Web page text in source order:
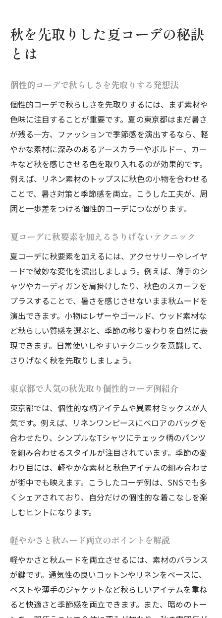
秋を先取りした夏コーデの秘訣
とは
個性的コーデで秋らしさを先取りする発想法
個性的コーデで秋らしさを先取りするには、まず素材や
色味に注目することが重要です。夏の東京都はまだ暑さ
が残る一方、ファッションで季節感を演出するなら、軽
やかな素材に深みのあるアースカラーやボルドー、カー
キなど秋を感じさせる色を取り入れるのが効果的です。
例えば、リネン素材のトップスに秋色の小物を合わせる
ことで、暑さ対策と季節感を両立。こうした工夫が、周
囲と一歩差をつける個性的コーデにつながります。
夏コーデに秋要素を加えるさりげないテクニック
夏コーデに秋要素を加えるには、アクセサリーやレイヤ
ードで微妙な変化を演出しましょう。例えば、薄手のシ
ャツやカーディガンを肩掛けしたり、秋色のスカーフを
プラスすることで、暑さを感じさせないまま秋ムードを
演出できます。小物はレザーやゴールド、ウッド素材な
ど秋らしい質感を選ぶと、季節の移り変わりを自然に表
現できます。日常使いしやすいテクニックを意識して、
さりげなく秋を先取りしましょう。
東京都で人気の秋先取り個性的コーデ例紹介
東京都では、個性的な柄アイテムや異素材ミックスが人
気です。例えば、リネンワンピースにベロアのバッグを
合わせたり、シンプルなTシャツにチェック柄のパンツ
を組み合わせるスタイルが注目されています。季節の変
わり目には、軽やかな素材と秋色アイテムの組み合わせ
が街中でも映えます。こうしたコーデ例は、SNSでも多
くシェアされており、自分だけの個性的な着こなしを楽
しむヒントになります。
軽やかさと秋ムード両立のポイントを解説
軽やかさと秋ムードを両立させるには、素材のバランス
が鍵です。通気性の良いコットンやリネンをベースに、
ベストや薄手のジャケットなど秋らしいアイテムを重ね
ると快適さと季節感を両立できます。また、暗めのトー